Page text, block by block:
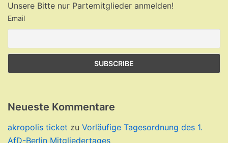
Unsere Bitte nur Partemitglieder anmelden!
Email
Neueste Kommentare
akropolis ticket zu Vorläufige Tagesordnung des 1.
AfD-Berlin Mitgliedertages